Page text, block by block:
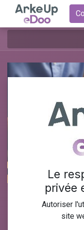
Tableaux
Le
privée
Autoriser
site